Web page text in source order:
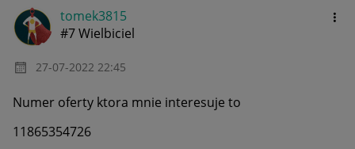
tomek3815
#7 Wielbiciel
‎27-07-2022 22:45
Numer oferty ktora mnie interesuje to
11865354726